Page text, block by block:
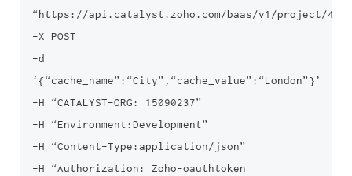
“https://api.catalyst.zoho.com/baas/v1/project/
-X POST
-d
‘{“cache_name”:“City”,“cache_value”:“London”}’
-H “CATALYST-ORG: 15090237”
-H “Environment:Development”
-H “Content-Type:application/json”
-H “Authorization: Zoho-oauthtoken